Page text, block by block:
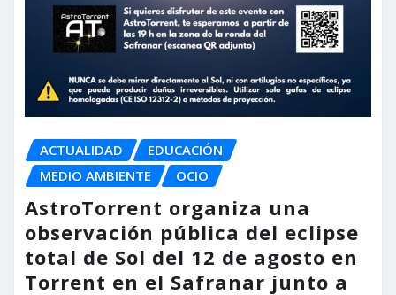
ACTUALIDAD
EDUCACIÓN
MEDIO AMBIENTE
OCIO
AstroTorrent organiza una
observación pública del eclipse
total de Sol del 12 de agosto en
Torrent en el Safranar junto a